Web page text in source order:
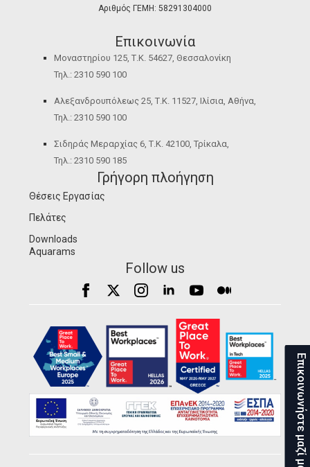
Αριθμός ΓΕΜΗ: 58291304000
Επικοινωνία
Μοναστηρίου 125, Τ.Κ. 54627, Θεσσαλονίκη
Τηλ.: 2310 590 100
Αλεξανδρουπόλεως 25, Τ.Κ. 11527, Ιλίσια, Αθήνα,
Τηλ.: 2310 590 100
Σιδηράς Μεραρχίας 6, Τ.Κ. 42100, Τρίκαλα,
Τηλ.: 2310 590 185
Γρήγορη πλοήγηση
Θέσεις Εργασίας
Πελάτες
Downloads
Aquarams
Follow us
Επικοινωνήστε μαζί μας